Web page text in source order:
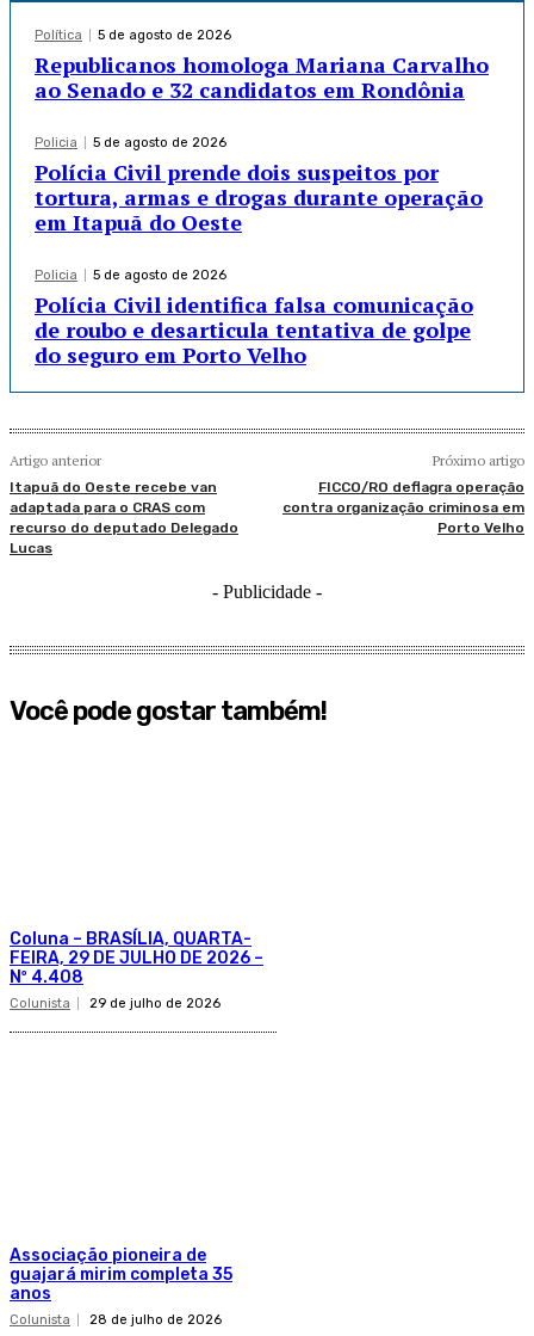
Política 5 de agosto de 2026
Republicanos homologa Mariana Carvalho
ao Senado e 32 candidatos em Rondônia
Policia 5 de agosto de 2026
Polícia Civil prende dois suspeitos por
tortura, armas e drogas durante operação
em Itapuã do Oeste
Policia 5 de agosto de 2026
Polícia Civil identifica falsa comunicação
de roubo e desarticula tentativa de golpe
do seguro em Porto Velho
Artigo anterior
Itapuã do Oeste recebe van
adaptada para o CRAS com
recurso do deputado Delegado
Lucas
Próximo artigo
FICCO/RO deflagra operação
contra organização criminosa em
Porto Velho
- Publicidade -
Você pode gostar também!
Coluna – BRASÍLIA, QUARTA-
FEIRA, 29 DE JULHO DE 2026 –
Nº 4.408
Colunista 29 de julho de 2026
Associação pioneira de
guajará mirim completa 35
anos
Colunista 28 de julho de 2026